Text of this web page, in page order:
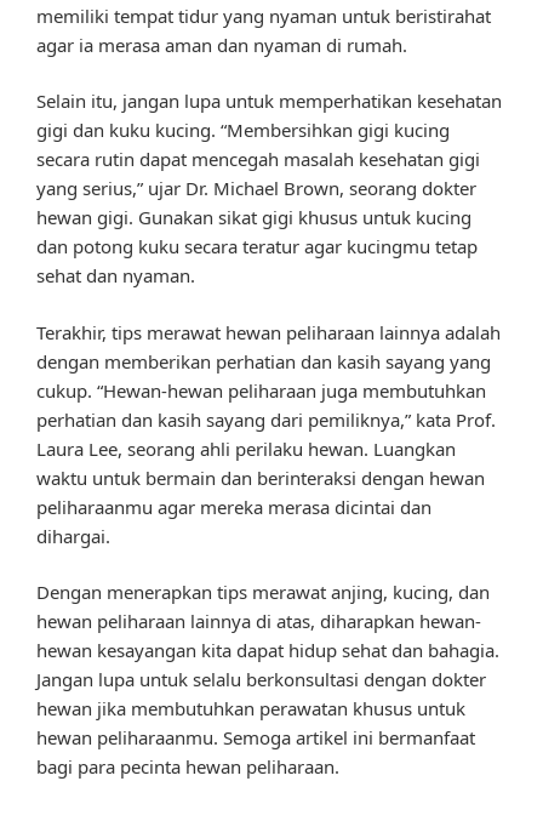
memiliki tempat tidur yang nyaman untuk beristirahat
agar ia merasa aman dan nyaman di rumah.
Selain itu, jangan lupa untuk memperhatikan kesehatan
gigi dan kuku kucing. “Membersihkan gigi kucing
secara rutin dapat mencegah masalah kesehatan gigi
yang serius,” ujar Dr. Michael Brown, seorang dokter
hewan gigi. Gunakan sikat gigi khusus untuk kucing
dan potong kuku secara teratur agar kucingmu tetap
sehat dan nyaman.
Terakhir, tips merawat hewan peliharaan lainnya adalah
dengan memberikan perhatian dan kasih sayang yang
cukup. “Hewan-hewan peliharaan juga membutuhkan
perhatian dan kasih sayang dari pemiliknya,” kata Prof.
Laura Lee, seorang ahli perilaku hewan. Luangkan
waktu untuk bermain dan berinteraksi dengan hewan
peliharaanmu agar mereka merasa dicintai dan
dihargai.
Dengan menerapkan tips merawat anjing, kucing, dan
hewan peliharaan lainnya di atas, diharapkan hewan-
hewan kesayangan kita dapat hidup sehat dan bahagia.
Jangan lupa untuk selalu berkonsultasi dengan dokter
hewan jika membutuhkan perawatan khusus untuk
hewan peliharaanmu. Semoga artikel ini bermanfaat
bagi para pecinta hewan peliharaan.